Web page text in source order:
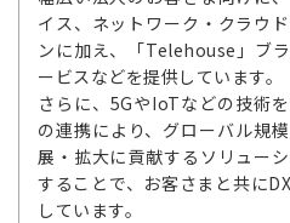
イス、ネットワーク・クラウ
ンに加え、「Telehouse」ブ
ービスなどを提供しています。
さらに、5GやIoTなどの技術
の連携により、グローバル規
展・拡大に貢献するソリュー
することで、お客さまと共に
しています。